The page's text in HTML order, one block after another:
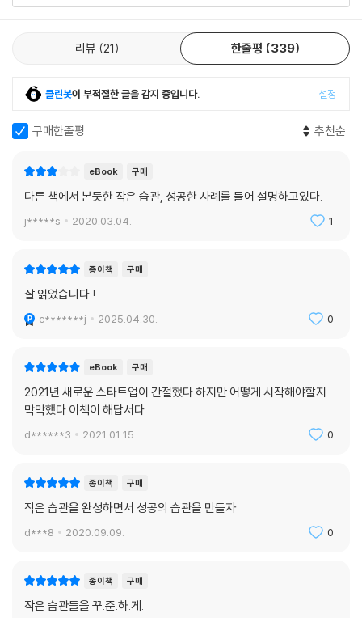
[습관 엄선 팁] 습관 목록 정하는 법 / 습관 목록 작성시 주의점 / 연간 목표
중요성 / 습관 목록을 정하기 힘든 사람을 위한 팁
[기록 팁] 주간 리포트 작성법
[보상 팁] 내적보상 & 외적보상 / 나에게 주는 보상 / 다른 사람들의 보상
뇌 과학자, 심리학자, 행동경제학자 등의 연구를 바탕으로 한 ‘습관 66일
완성법’이 회자되고 있다. 하지만 저자 이범용은 66일로는 습관을 완성하
기 부족한 시간이라고 단언한다. 실제 많은 습관 참여자들이 60일에서 90
이 급격히 떨어지는 것을 겪었기 때문이다. 저자는 이 단계를 ‘습관 죽음의
한다. 습관의 완성 과정에서는 4가지 게이트가 존재한다. 첫 번째 게이트
는 3일차로서 ‘작심삼일’의 벽을 넘는 것이고, 두 번째 게이트는 21일차로
게이트는 66일차로서 ‘몸이 새로운 행동에 익숙해지는 데 필요한 시간’이
‘습관의 완성’이 되는 때이다.
매번 시작만 하는 사람들을 위한 습관 도우미 [90일 습관 달력]
이 책은 매번 습관을 만들겠다고 결심하고 시도하지만 정작 완성하지 못하
음의 계곡’, ‘정체성 습관’, ‘습관 SWAP 전략’ 등이 모두 녹아 있는 [90일
습관 달력]을 부록으로 제공한다. 독자들이 매일 실천하며 기록할 수 있어
리뷰 21 한줄평 339
클린봇이 부적절한 글을 감지 중입니다. 설정
구매한줄평 추천순
eBook 구매
다른 책에서 본듯한 작은 습관, 성공한 사례를 들어 설명하고있다.
j*****s 2020.03.04. 1
종이책 구매
잘 읽었습니다 !
c*******j 2025.04.30. 0
eBook 구매
2021년 새로운 스타트업이 간절했다 하지만 어떻게 시작해야할지
막막했다 이책이 해답서다
d******3 2021.01.15. 0
종이책 구매
작은 습관을 완성하면서 성공의 습관을 만들자
d***8 2020.09.09. 0
종이책 구매
작은 습관들을 꾸.준.하.게.